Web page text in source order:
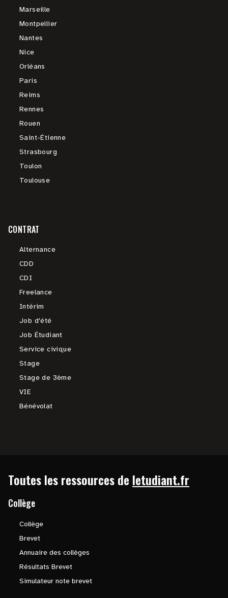
Marseille
Montpellier
Nantes
Nice
Orléans
Paris
Reims
Rennes
Rouen
Saint-Étienne
Strasbourg
Toulon
Toulouse
CONTRAT
Alternance
CDD
CDI
Freelance
Intérim
Job d'été
Job Étudiant
Service civique
Stage
Stage de 3ème
VIE
Bénévolat
Toutes les ressources de letudiant.fr
Collège
Collège
Brevet
Annuaire des collèges
Résultats Brevet
Simulateur note brevet